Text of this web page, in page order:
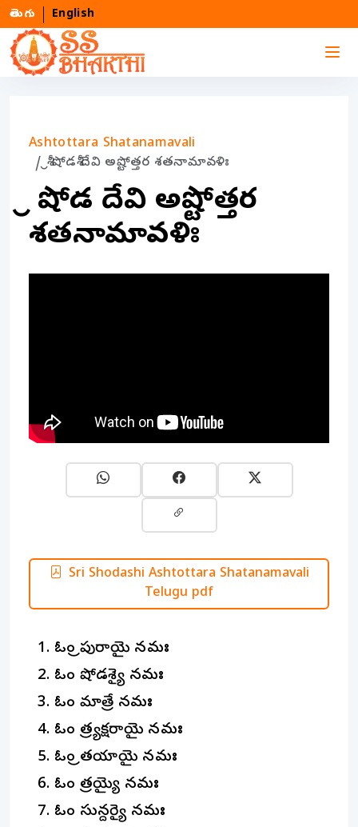
తెలుగు English
Ashtottara Shatanamavali
శ్రీ షోడశీ దేవి అష్టోత్తర శతనామావళిః
శ్రీ షోడశీ దేవి అష్టోత్తర
శతనామావళిః
Sri Shodashi Ashtottara Shatanamavali
Telugu pdf
ఓం త్రిపురాయై నమః
ఓం షోడశ్యై నమః
ఓం మాత్రే నమః
ఓం త్ర్యక్షరాయై నమః
ఓం త్రితయాయై నమః
ఓం త్రయ్యై నమః
ఓం సున్దర్యై నమః